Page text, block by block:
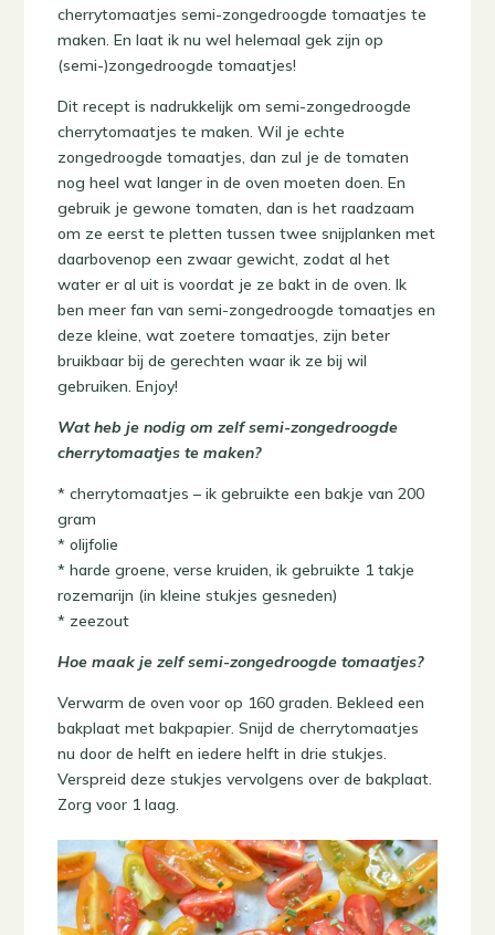
cherrytomaatjes semi-zongedroogde tomaatjes te
maken. En laat ik nu wel helemaal gek zijn op
(semi-)zongedroogde tomaatjes!
Dit recept is nadrukkelijk om semi-zongedroogde
cherrytomaatjes te maken. Wil je echte
zongedroogde tomaatjes, dan zul je de tomaten
nog heel wat langer in de oven moeten doen. En
gebruik je gewone tomaten, dan is het raadzaam
om ze eerst te pletten tussen twee snijplanken met
daarbovenop een zwaar gewicht, zodat al het
water er al uit is voordat je ze bakt in de oven. Ik
ben meer fan van semi-zongedroogde tomaatjes en
deze kleine, wat zoetere tomaatjes, zijn beter
bruikbaar bij de gerechten waar ik ze bij wil
gebruiken. Enjoy!
Wat heb je nodig om zelf semi-zongedroogde
cherrytomaatjes te maken?
* cherrytomaatjes – ik gebruikte een bakje van 200
gram
* olijfolie
* harde groene, verse kruiden, ik gebruikte 1 takje
rozemarijn (in kleine stukjes gesneden)
* zeezout
Hoe maak je zelf semi-zongedroogde tomaatjes?
Verwarm de oven voor op 160 graden. Bekleed een
bakplaat met bakpapier. Snijd de cherrytomaatjes
nu door de helft en iedere helft in drie stukjes.
Verspreid deze stukjes vervolgens over de bakplaat.
Zorg voor 1 laag.